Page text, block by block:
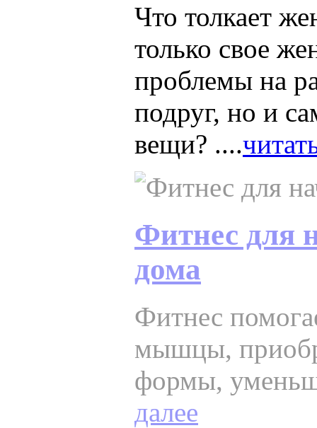
Что толкает
только свое
проблемы на
подруг, но и
вещи? ....
Фитнес для
дома
Фитнес
мышцы,
формы,
далее